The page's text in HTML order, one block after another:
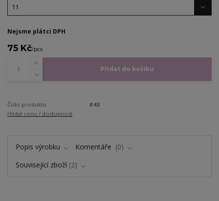
Nejsme plátci DPH
75 Kč/pcs
Přidat do košíku
Číslo produktu
#43
Hlídat cenu / dostupnost
Popis výrobku Komentáře
0
Související zboží 2